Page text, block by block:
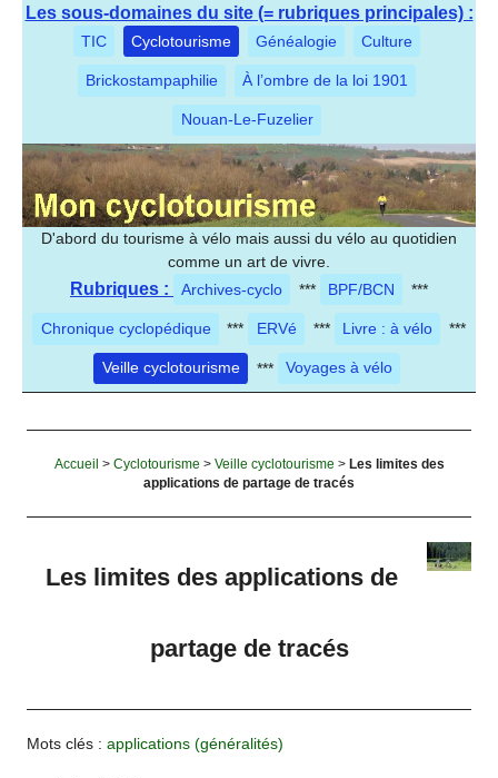
Les sous-domaines du site (= rubriques principales) :
TIC Cyclotourisme Généalogie Culture
Brickostampaphilie À l’ombre de la loi 1901
Nouan-Le-Fuzelier
D'abord du tourisme à vélo mais aussi du vélo au quotidien
comme un art de vivre.
Rubriques : Archives-cyclo *** BPF/BCN ***
Chronique cyclopédique *** ERVé *** Livre : à vélo ***
Veille cyclotourisme *** Voyages à vélo
Accueil > Cyclotourisme > Veille cyclotourisme > Les limites des
applications de partage de tracés
Les limites des applications de
partage de tracés
Mots clés :applications (généralités)